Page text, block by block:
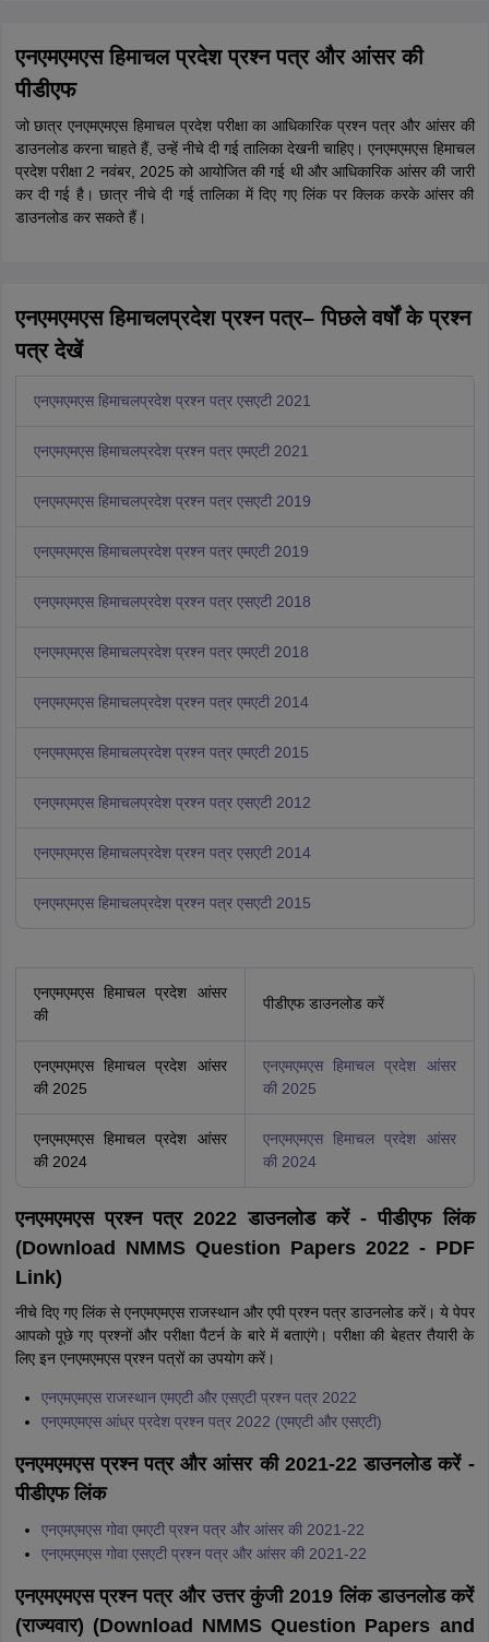
एनएमएमएस हिमाचल प्रदेश प्रश्न पत्र और आंसर की
पीडीएफ
जो छात्र एनएमएमएस हिमाचल प्रदेश परीक्षा का आधिकारिक प्रश्न पत्र और आंसर की
डाउनलोड करना चाहते हैं, उन्हें नीचे दी गई तालिका देखनी चाहिए। एनएमएमएस हिमाचल
प्रदेश परीक्षा 2 नवंबर, 2025 को आयोजित की गई थी और आधिकारिक आंसर की जारी
कर दी गई है। छात्र नीचे दी गई तालिका में दिए गए लिंक पर क्लिक करके आंसर की
डाउनलोड कर सकते हैं।
एनएमएमएस हिमाचलप्रदेश प्रश्न पत्र– पिछले वर्षों के प्रश्न
पत्र देखें
एनएमएमएस हिमाचलप्रदेश प्रश्न पत्र एसएटी 2021
एनएमएमएस हिमाचलप्रदेश प्रश्न पत्र एमएटी 2021
एनएमएमएस हिमाचलप्रदेश प्रश्न पत्र एसएटी 2019
एनएमएमएस हिमाचलप्रदेश प्रश्न पत्र एमएटी 2019
एनएमएमएस हिमाचलप्रदेश प्रश्न पत्र एसएटी 2018
एनएमएमएस हिमाचलप्रदेश प्रश्न पत्र एमएटी 2018
एनएमएमएस हिमाचलप्रदेश प्रश्न पत्र एमएटी 2014
एनएमएमएस हिमाचलप्रदेश प्रश्न पत्र एमएटी 2015
एनएमएमएस हिमाचलप्रदेश प्रश्न पत्र एसएटी 2012
एनएमएमएस हिमाचलप्रदेश प्रश्न पत्र एसएटी 2014
एनएमएमएस हिमाचलप्रदेश प्रश्न पत्र एसएटी 2015
एनएमएमएस हिमाचल प्रदेश आंसर
की
पीडीएफ डाउनलोड करें
एनएमएमएस हिमाचल प्रदेश आंसर
की 2025
एनएमएमएस हिमाचल प्रदेश आंसर
की 2025
एनएमएमएस हिमाचल प्रदेश आंसर
की 2024
एनएमएमएस हिमाचल प्रदेश आंसर
की 2024
एनएमएमएस प्रश्न पत्र 2022 डाउनलोड करें - पीडीएफ लिंक
(Download NMMS Question Papers 2022 - PDF
Link)
नीचे दिए गए लिंक से एनएमएमएस राजस्थान और एपी प्रश्न पत्र डाउनलोड करें। ये पेपर
आपको पूछे गए प्रश्नों और परीक्षा पैटर्न के बारे में बताएंगे। परीक्षा की बेहतर तैयारी के
लिए इन एनएमएमएस प्रश्न पत्रों का उपयोग करें।
एनएमएमएस राजस्थान एमएटी और एसएटी प्रश्न पत्र 2022
एनएमएमएस आंध्र प्रदेश प्रश्न पत्र 2022 (एमएटी और एसएटी)
एनएमएमएस प्रश्न पत्र और आंसर की 2021-22 डाउनलोड करें -
पीडीएफ लिंक
एनएमएमएस गोवा एमएटी प्रश्न पत्र और आंसर की 2021-22
एनएमएमएस गोवा एसएटी प्रश्न पत्र और आंसर की 2021-22
एनएमएमएस प्रश्न पत्र और उत्तर कुंजी 2019 लिंक डाउनलोड करें
(राज्यवार) (Download NMMS Question Papers and